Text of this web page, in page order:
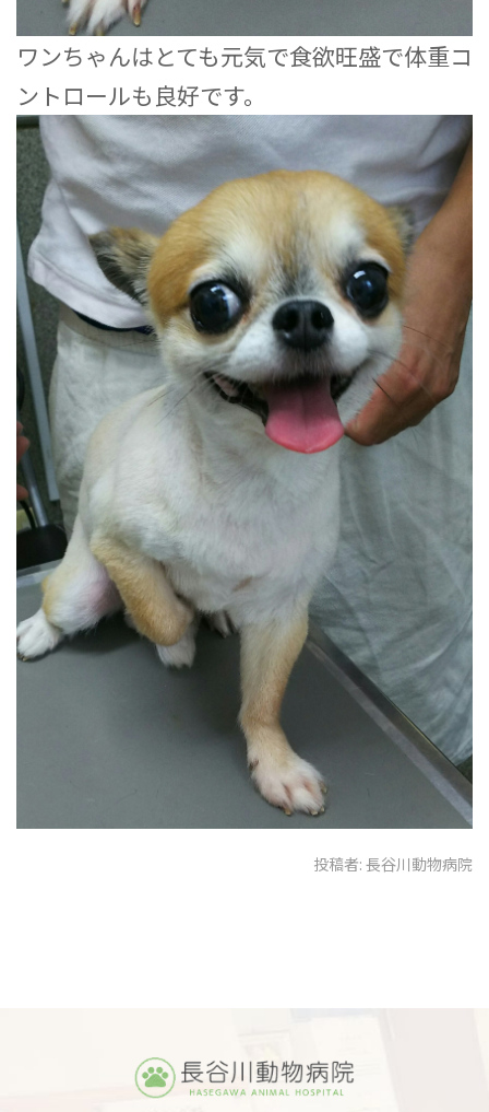
ワンちゃんはとても元気で食欲旺盛で体重コ
ントロールも良好です。
投稿者: 長谷川動物病院